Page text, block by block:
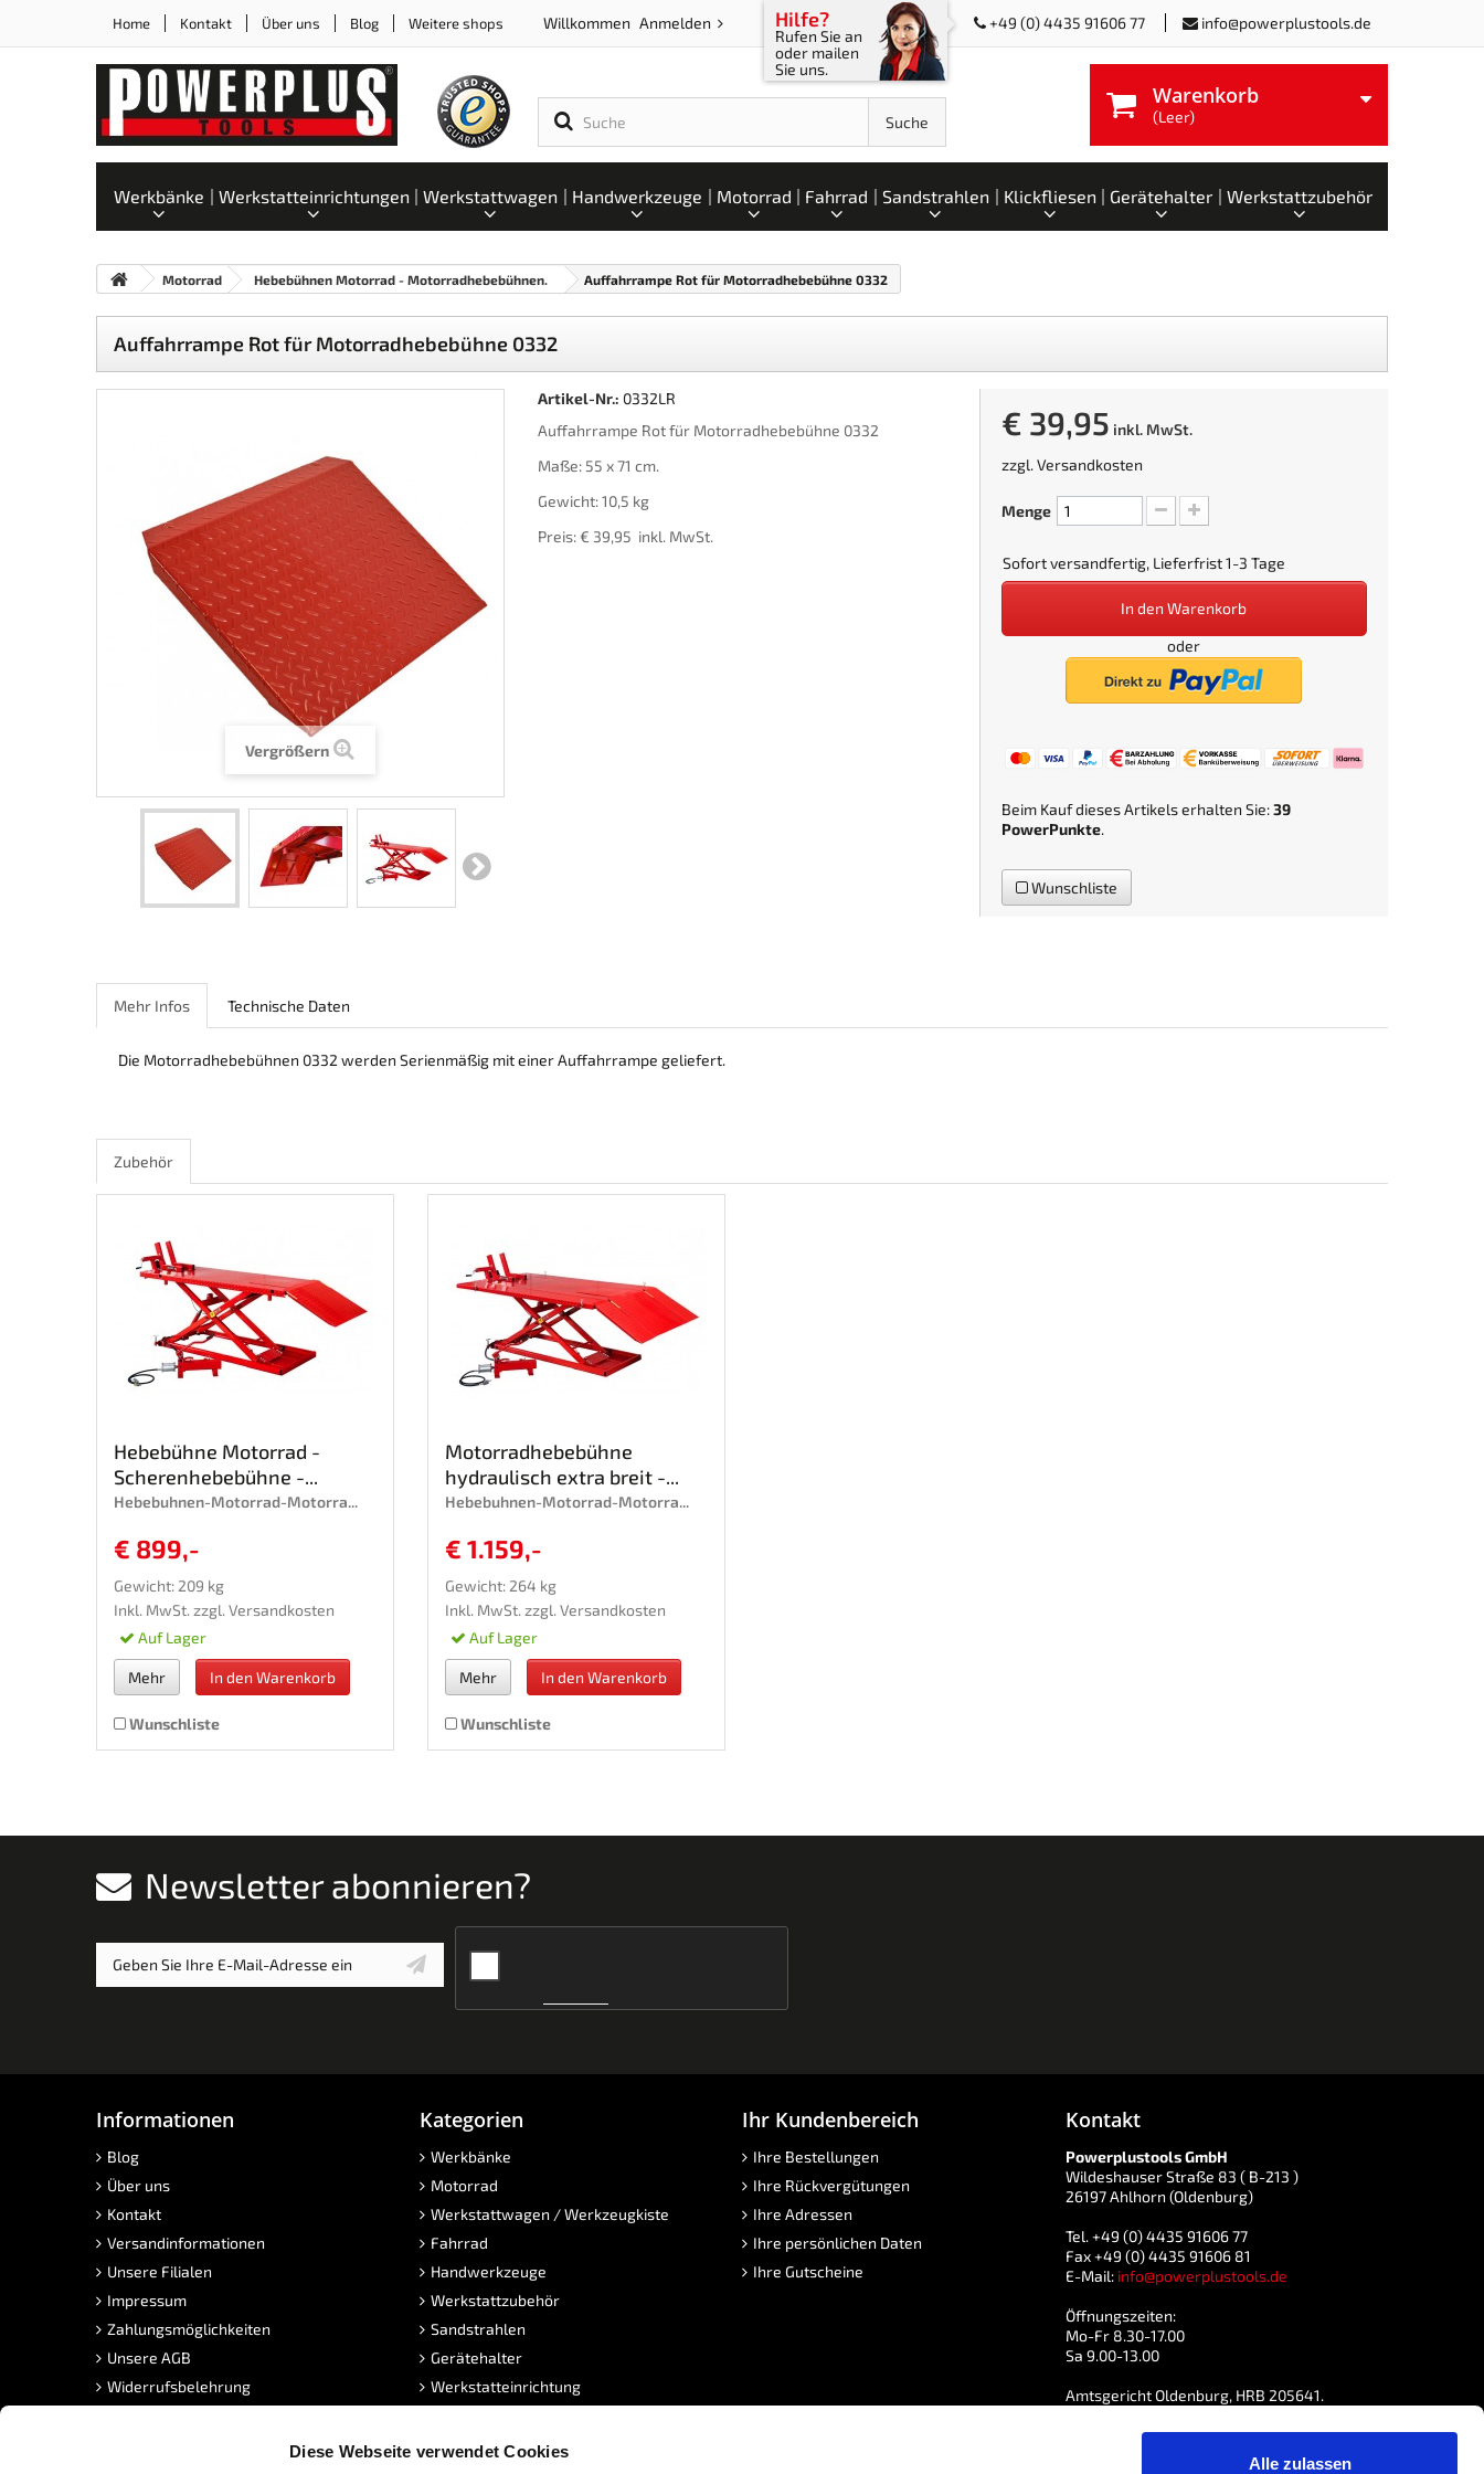
Diese Webseite verwendet Cookies
Alle zulassen
Home Kontakt Über uns Blog Weitere shops Willkommen Anmelden Hilfe?
Rufen Sie an
oder mailen
Sie uns.
+49 (0) 4435 91606 77 info@powerplustools.de
Suche
Warenkorb
(Leer)
Werkbänke Werkstatteinrichtungen Werkstattwagen Handwerkzeuge Motorrad Fahrrad Sandstrahlen Klickfliesen Gerätehalter Werkstattzubehör
Motorrad Hebebühnen Motorrad - Motorradhebebühnen. Auffahrrampe Rot für Motorradhebebühne 0332
Auffahrrampe Rot für Motorradhebebühne 0332
Vergrößern
Artikel-Nr.: 0332LR
Auffahrrampe Rot für Motorradhebebühne 0332
Maße: 55 x 71 cm.
Gewicht: 10,5 kg
Preis: € 39,95 inkl. MwSt.
€ 39,95 inkl. MwSt.
zzgl.Versandkosten
Menge
Sofort versandfertig, Lieferfrist 1-3 Tage
In den Warenkorb
oder
Beim Kauf dieses Artikels erhalten Sie:39
PowerPunkte.
Wunschliste
Mehr Infos Technische Daten
Die Motorradhebebühnen 0332 werden Serienmäßig mit einer Auffahrrampe geliefert.
Zubehör
Hebebühne Motorrad -
Scherenhebebühne -...
Hebebuhnen-Motorrad-Motorra...
€ 899,-
Gewicht: 209 kg
Inkl. MwSt. zzgl. Versandkosten
Auf Lager
Mehr In den Warenkorb
Wunschliste
Motorradhebebühne
hydraulisch extra breit -...
Hebebuhnen-Motorrad-Motorra...
€ 1.159,-
Gewicht: 264 kg
Inkl. MwSt. zzgl. Versandkosten
Auf Lager
Mehr In den Warenkorb
Wunschliste
Newsletter abonnieren?
Informationen
Blog
Über uns
Kontakt
Versandinformationen
Unsere Filialen
Impressum
Zahlungsmöglichkeiten
Unsere AGB
Widerrufsbelehrung
Kategorien
Werkbänke
Motorrad
Werkstattwagen / Werkzeugkiste
Fahrrad
Handwerkzeuge
Werkstattzubehör
Sandstrahlen
Gerätehalter
Werkstatteinrichtung
Klickfliesen
Ihr Kundenbereich
Ihre Bestellungen
Ihre Rückvergütungen
Ihre Adressen
Ihre persönlichen Daten
Ihre Gutscheine
Kontakt
Powerplustools GmbH
Wildeshauser Straße 83 ( B-213 )
26197 Ahlhorn (Oldenburg)
Tel. +49 (0) 4435 91606 77
Fax +49 (0) 4435 91606 81
E-Mail: info@powerplustools.de
Öffnungszeiten:
Mo-Fr 8.30-17.00
Sa 9.00-13.00
Amtsgericht Oldenburg, HRB 205641.
USt-IdNr. DE 814765557